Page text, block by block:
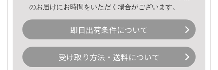
のお届けにお時間をいただく場合がございます。
即日出荷条件について
受け取り方法・送料について